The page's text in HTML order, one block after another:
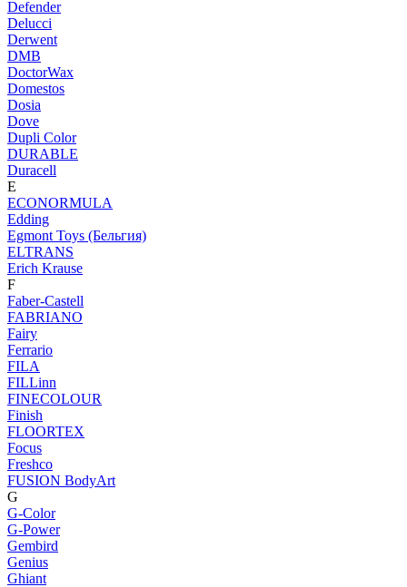
Defender
Delucci
Derwent
DMB
DoctorWax
Domestos
Dosia
Dove
Dupli Color
DURABLE
Duracell
E
ECONORMULA
Edding
Egmont Toys (Бельгия)
ELTRANS
Erich Krause
F
Faber-Castell
FABRIANO
Fairy
Ferrario
FILA
FILLinn
FINECOLOUR
Finish
FLOORTEX
Focus
Freshco
FUSION BodyArt
G
G-Color
G-Power
Gembird
Genius
Ghiant